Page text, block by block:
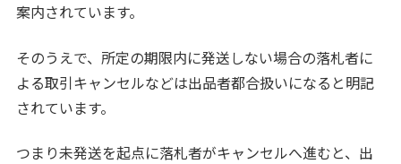
案内されています。
そのうえで、所定の期限内に発送しない場合の落札者に
よる取引キャンセルなどは出品者都合扱いになると明記
されています。
つまり未発送を起点に落札者がキャンセルへ進むと、出